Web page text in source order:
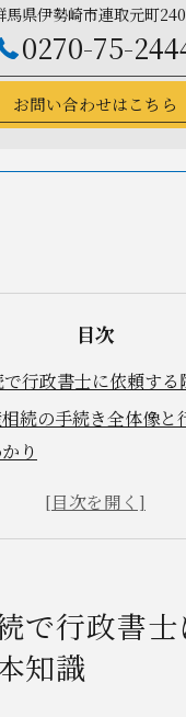
馬県伊勢崎市連取元町
0270-75-
お問い合わせはこちら
目次
行政書士に依頼する
続の手続き全体像と
り
士に依頼する不動産相
続に必要な書類と準
の意味と熟慮期間の
で行政書
知識